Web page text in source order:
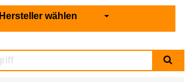
Hersteller wählen